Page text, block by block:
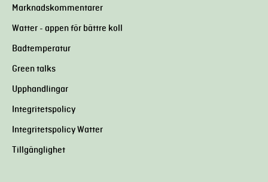
Marknadskommentarer
Watter - appen för bättre koll
Badtemperatur
Green talks
Upphandlingar
Integritetspolicy
Integritetspolicy Watter
Tillgänglighet